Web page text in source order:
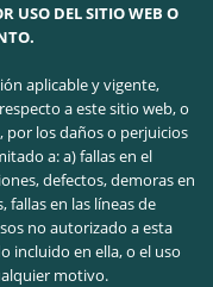
USO DEL SITIO WEB O
aplicable y vigente,
a este sitio web, o
por los daños o perjuicios
a: a) fallas en el
defectos, demoras en
en las líneas de
no autorizado a esta
incluido en ella, o el uso
motivo.